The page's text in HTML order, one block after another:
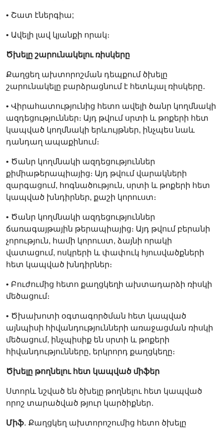
• Շատ էներգիա;
• Ավելի լավ կյանքի որակ։
Ծխելը շարունակելու ռիսկերը
Քաղցեղ ախտորոշման դեպքում ծխելը
շարունակելը բարձրացնում է հետևյալ ռիսկերը․
• Վիրահատությունից հետո ավելի ծանր կողմնակի
ազդեցություններ։ Այդ թվում սրտի և թոքերի հետ
կապված կողմնակի երևույթներ, ինչպես նաև
դանդաղ ապաքինում։
• Ծանր կողմնակի ազդեցություններ
քիմիաթերապիայից։ Այդ թվում վարակների
զարգացում, հոգնածություն, սրտի և թոքերի հետ
կապված խնդիրներ, քաշի կորուստ։
• Ծանր կողմնակի ազդեցություններ
ճառագայթային թերապիայից։ Այդ թվում բերանի
չորություն, համի կորուստ, ձայնի որակի
վատացում, ոսկրերի և փափուկ հյուսվածքների
հետ կապված խնդիրներ։
• Բուժումից հետո քաղցկեղի ախտադարձի ռիսկի
մեծացում։
• Ծխախոտի օգտագործման հետ կապված
այնպիսի հիվանդությունների առաջացման ռիսկի
մեծացում, ինչպիսիք են սրտի և թոքերի
հիվանդությունները, երկրորդ քաղցկեղը։
Ծխելը թողնելու հետ կապված միֆեր
Ստորև նշված են ծխելը թողնելու հետ կապված
որոշ տարածված թյուր կարծիքներ․
Միֆ․ Քաղցկեղ ախտորոշումից հետո ծխելը